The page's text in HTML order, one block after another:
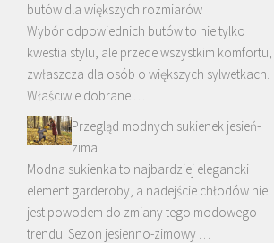
butów dla większych rozmiarów
Wybór odpowiednich butów to nie tylko
kwestia stylu, ale przede wszystkim komfortu,
zwłaszcza dla osób o większych sylwetkach.
Właściwie dobrane …
Przegląd modnych sukienek jesień-
zima
Modna sukienka to najbardziej elegancki
element garderoby, a nadejście chłodów nie
jest powodem do zmiany tego modowego
trendu. Sezon jesienno-zimowy …